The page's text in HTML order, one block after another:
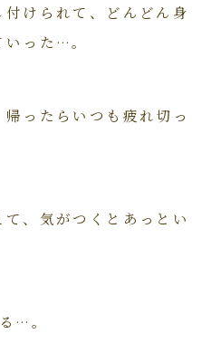
けられて、どんどん身
った…。
ったらいつも疲れ切っ
、気がつくとあっとい
…。